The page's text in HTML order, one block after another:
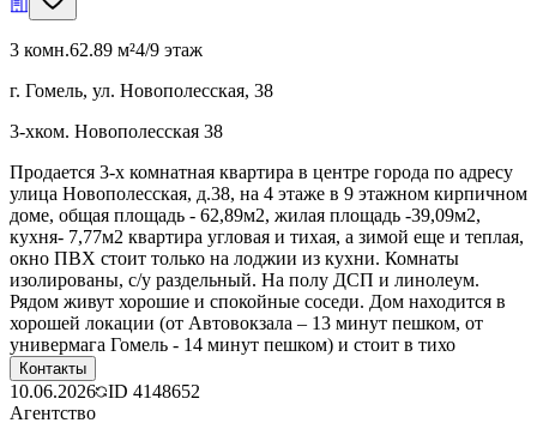
3 комн.62.89 м²4/9 этаж
г. Гомель, ул. Новополесская, 38
3-хком. Новополесская 38
Продается 3-х комнатная квартира в центре города по адресу
улица Новополесская, д.38, на 4 этаже в 9 этажном кирпичном
доме, общая площадь - 62,89м2, жилая площадь -39,09м2,
кухня- 7,77м2 квартира угловая и тихая, а зимой еще и теплая,
окно ПВХ стоит только на лоджии из кухни. Комнаты
изолированы, с/у раздельный. На полу ДСП и линолеум.
Рядом живут хорошие и спокойные соседи. Дом находится в
хорошей локации (от Автовокзала – 13 минут пешком, от
универмага Гомель - 14 минут пешком) и стоит в тихо
Контакты
10.06.2026 ID 4148652
Агентство